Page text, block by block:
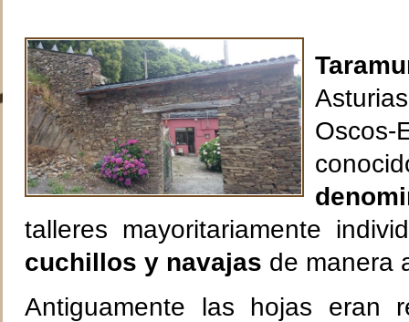
Oscos-
talleres mayoritariamente
cuchillos y navajas de manera
Antiguamente las hojas eran